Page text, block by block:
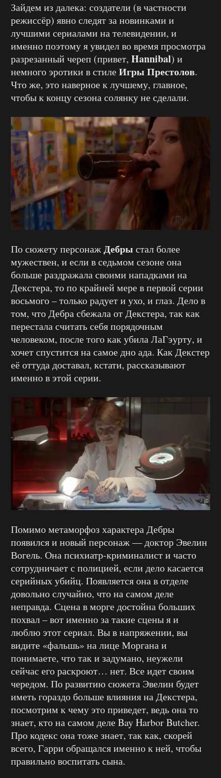
Зайдем из далека: создатели (в частности
режиссёр) явно следят за новинками и
лучшими сериалами на телевидении, и
именно поэтому я увидел во время просмотра
разрезанный череп (привет, Hannibal) и
немного эротики в стилеИгры Престолов.
Что же, это наверное к лучшему, главное,
чтобы к концу сезона солянку не сделали.
По сюжету персонажДебры стал более
мужествен, и если в седьмом сезоне она
больше раздражала своими нападками на
Декстера, то по крайней мере в первой серии
восьмого – только радует и ухо, и глаз. Дело в
том, что Дебра сбежала от Декстера, так как
перестала считать себя порядочным
человеком, после того как убила ЛаГэурту, и
хочет спустится на самое дно ада. Как Декстер
её оттуда доставал, кстати, рассказывают
именно в этой серии.
Помимо метаморфоз характера Дебры
появился и новый персонаж — доктор Эвелин
Вогель. Она психиатр-криминалист и часто
сотрудничает с полицией, если дело касается
серийных убийц. Появляется она в отделе
довольно случайно, что на самом деле
неправда. Сцена в морге достойна больших
похвал – вот именно за такие сцены я и
люблю этот сериал. Вы в напряжении, вы
видите «фальшь» на лице Моргана и
понимаете, что так и задумано, неужели
сейчас его раскроют… нет. Все идет своим
чередом. По развитию сюжета Эвелин будет
иметь гораздо больше влияния на Декстера,
посмотрим к чему это приведет, ведь она то
знает, кто на самом деле Bay Harbor Butcher.
Про кодекс она тоже знает, так как, скорей
всего, Гарри обращался именно к ней, чтобы
правильно воспитать сына.